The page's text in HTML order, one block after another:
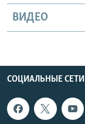
ВИДЕО
СОЦИАЛЬНЫЕ СЕТИ